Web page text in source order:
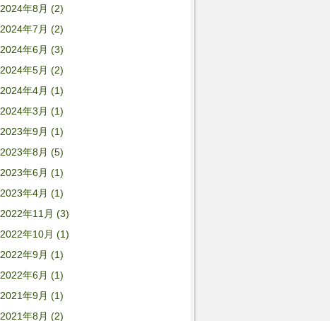
2024年8月 (2)
2024年7月 (2)
2024年6月 (3)
2024年5月 (2)
2024年4月 (1)
2024年3月 (1)
2023年9月 (1)
2023年8月 (5)
2023年6月 (1)
2023年4月 (1)
2022年11月 (3)
2022年10月 (1)
2022年9月 (1)
2022年6月 (1)
2021年9月 (1)
2021年8月 (2)